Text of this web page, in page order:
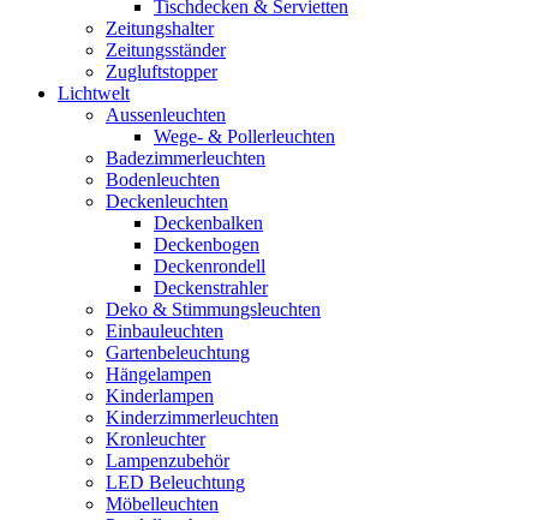
Tischdecken & Servietten
Zeitungshalter
Zeitungsständer
Zugluftstopper
Lichtwelt
Aussenleuchten
Wege- & Pollerleuchten
Badezimmerleuchten
Bodenleuchten
Deckenleuchten
Deckenbalken
Deckenbogen
Deckenrondell
Deckenstrahler
Deko & Stimmungsleuchten
Einbauleuchten
Gartenbeleuchtung
Hängelampen
Kinderlampen
Kinderzimmerleuchten
Kronleuchter
Lampenzubehör
LED Beleuchtung
Möbelleuchten